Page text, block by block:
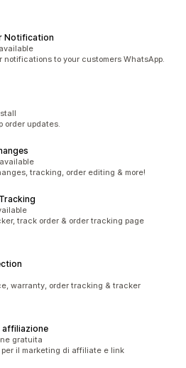
Notification
notifications to your customers WhatsApp.
order updates.
tracking, order editing & more!
track order & order tracking page
warranty, order tracking & tracker
gratuita
il marketing di affiliate e link